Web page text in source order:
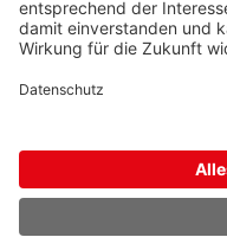
Hilligenwarf 5